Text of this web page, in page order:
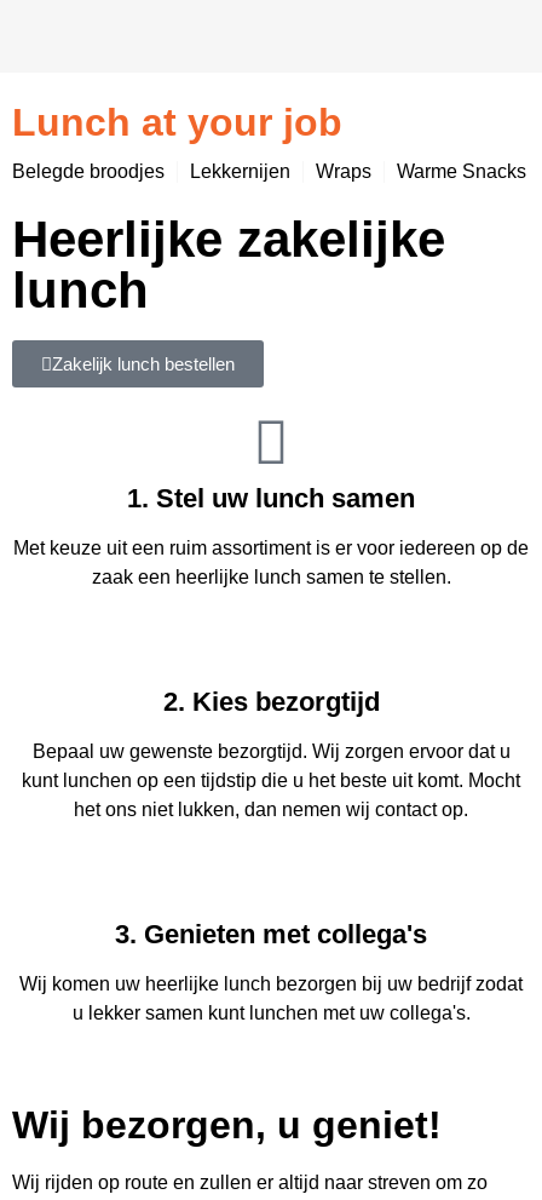
Lunch at your job
Belegde broodjes Lekkernijen Wraps Warme Snacks
Heerlijke zakelijke
lunch
Zakelijk lunch bestellen
1. Stel uw lunch samen
Met keuze uit een ruim assortiment is er voor iedereen op de
zaak een heerlijke lunch samen te stellen.
2. Kies bezorgtijd
Bepaal uw gewenste bezorgtijd. Wij zorgen ervoor dat u
kunt lunchen op een tijdstip die u het beste uit komt. Mocht
het ons niet lukken, dan nemen wij contact op.
3. Genieten met collega's
Wij komen uw heerlijke lunch bezorgen bij uw bedrijf zodat
u lekker samen kunt lunchen met uw collega's.
Wij bezorgen, u geniet!
Wij rijden op route en zullen er altijd naar streven om zo